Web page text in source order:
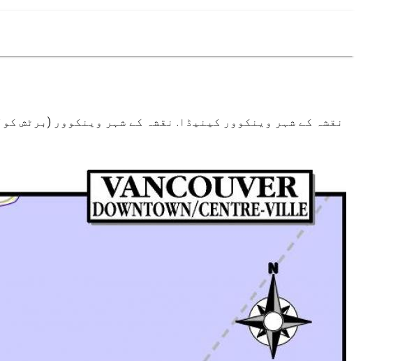
نقشہ کے شہر وینکوور کینیڈا. نقشہ کے شہر وینکوور (برٹش